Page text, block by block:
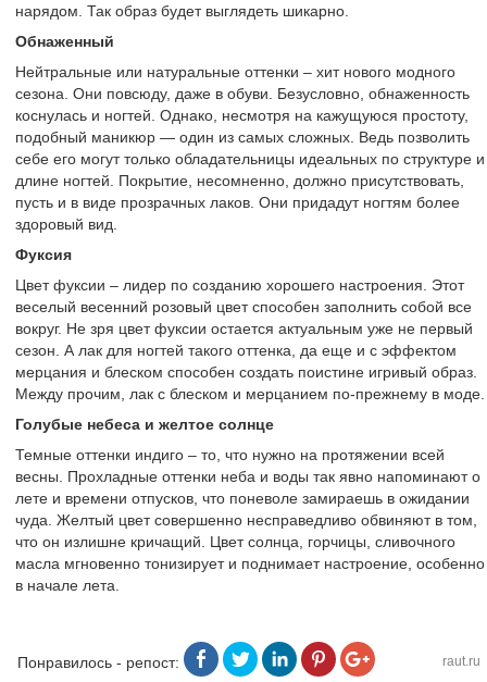
нарядом. Так образ будет выглядеть шикарно.
Обнаженный
Нейтральные или натуральные оттенки – хит нового модного
сезона. Они повсюду, даже в обуви. Безусловно, обнаженность
коснулась и ногтей. Однако, несмотря на кажущуюся простоту,
подобный маникюр — один из самых сложных. Ведь позволить
себе его могут только обладательницы идеальных по структуре и
длине ногтей. Покрытие, несомненно, должно присутствовать,
пусть и в виде прозрачных лаков. Они придадут ногтям более
здоровый вид.
Фуксия
Цвет фуксии – лидер по созданию хорошего настроения. Этот
веселый весенний розовый цвет способен заполнить собой все
вокруг. Не зря цвет фуксии остается актуальным уже не первый
сезон. А лак для ногтей такого оттенка, да еще и с эффектом
мерцания и блеском способен создать поистине игривый образ.
Между прочим, лак с блеском и мерцанием по-прежнему в моде.
Голубые небеса и желтое солнце
Темные оттенки индиго – то, что нужно на протяжении всей
весны. Прохладные оттенки неба и воды так явно напоминают о
лете и времени отпусков, что поневоле замираешь в ожидании
чуда. Желтый цвет совершенно несправедливо обвиняют в том,
что он излишне кричащий. Цвет солнца, горчицы, сливочного
масла мгновенно тонизирует и поднимает настроение, особенно
в начале лета.
Понравилось - репост: raut.ru